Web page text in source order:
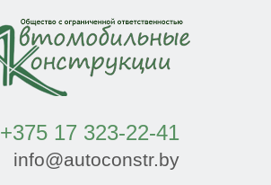
+375 17 323-22-41
info@autoconstr.by